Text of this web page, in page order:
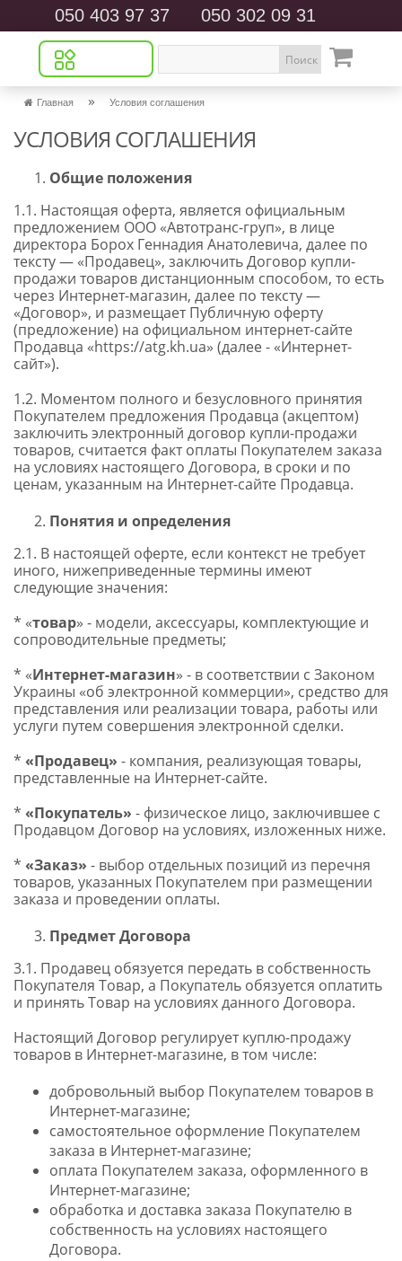
050 403 97 37 050 302 09 31
Поиск
Главная » Условия соглашения
УСЛОВИЯ СОГЛАШЕНИЯ
Общие положения
1.1. Настоящая оферта, является официальным
предложением ООО «Автотранс-груп», в лице
директора Борох Геннадия Анатолевича, далее по
тексту — «Продавец», заключить Договор купли-
продажи товаров дистанционным способом, то есть
через Интернет-магазин, далее по тексту —
«Договор», и размещает Публичную оферту
(предложение) на официальном интернет-сайте
Продавца «https://atg.kh.ua» (далее - «Интернет-
сайт»).
1.2. Моментом полного и безусловного принятия
Покупателем предложения Продавца (акцептом)
заключить электронный договор купли-продажи
товаров, считается факт оплаты Покупателем заказа
на условиях настоящего Договора, в сроки и по
ценам, указанным на Интернет-сайте Продавца.
Понятия и определения
2.1. В настоящей оферте, если контекст не требует
иного, нижеприведенные термины имеют
следующие значения:
* «товар» - модели, аксессуары, комплектующие и
сопроводительные предметы;
* «Интернет-магазин» - в соответствии с Законом
Украины «об электронной коммерции», средство для
представления или реализации товара, работы или
услуги путем совершения электронной сделки.
* «Продавец» - компания, реализующая товары,
представленные на Интернет-сайте.
* «Покупатель» - физическое лицо, заключившее с
Продавцом Договор на условиях, изложенных ниже.
* «Заказ» - выбор отдельных позиций из перечня
товаров, указанных Покупателем при размещении
заказа и проведении оплаты.
Предмет Договора
3.1. Продавец обязуется передать в собственность
Покупателя Товар, а Покупатель обязуется оплатить
и принять Товар на условиях данного Договора.
Настоящий Договор регулирует куплю-продажу
товаров в Интернет-магазине, в том числе:
добровольный выбор Покупателем товаров в
Интернет-магазине;
самостоятельное оформление Покупателем
заказа в Интернет-магазине;
оплата Покупателем заказа, оформленного в
Интернет-магазине;
обработка и доставка заказа Покупателю в
собственность на условиях настоящего
Договора.